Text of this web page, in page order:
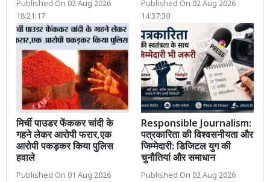
Published On 02 Aug 2026
18:21:17
Published On 02 Aug 2026
14:37:30
मिर्ची पाउडर फेंककर चांदी के
गहने लेकर आरोपी फरार,एक
आरोपी पकड़कर किया पुलिस
हवाले
Published On 01 Aug 2026
Responsible Journalism:
पत्रकारिता की विश्वसनीयता और
जिम्मेदारी: डिजिटल युग की
चुनौतियां और समाधान
Published On 02 Aug 2026